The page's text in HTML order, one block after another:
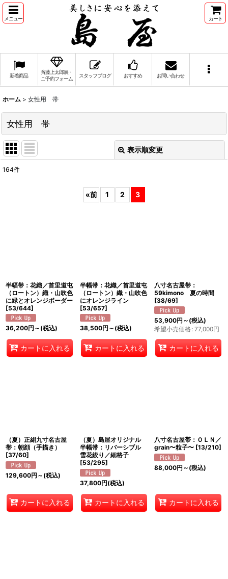
メニュー カート
新着商品
斉藤上太郎展・
ご予約フォーム
スタッフブログ おすすめ お問い合わせ
ホーム > 女性用 帯
女性用 帯
表示順変更
164件
«前 1 2 3
半幅帯：花織／首里道屯
（ロートン）織・山吹色
に緑とオレンジボーダー
[53/644]
36,200円 ～ (税込)
カートに入れる
半幅帯：花織／首里道屯
（ロートン）織・山吹色
にオレンジライン
[53/657]
38,500円 ～ (税込)
カートに入れる
八寸名古屋帯：
59kimono 夏の時間
[38/69]
53,900円 ～ (税込)
希望小売価格: 77,000円
カートに入れる
（夏）正絹九寸名古屋
帯：朝顔（手描き）
[37/60]
129,600円 ～ (税込)
カートに入れる
（夏）島屋オリジナル
半幅帯：リバーシブル
雪花絞り／細格子
[53/295]
37,800円(税込)
カートに入れる
八寸名古屋帯：ＯＬＮ／
grain〜粒子〜 [13/210]
88,000円 ～ (税込)
カートに入れる